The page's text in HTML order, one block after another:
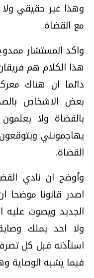
وهذا غير حقيقي ولا
مع القضاة.
واكد المستشار
هذا الكلام هم
دائما ان هناك
بعض الاشخاص
بالقضاة ولا
يهاجمونني
القضاة.
وأوضح ان نادي
اصدر قانونا موضحا
الجديد ويصوت
ولا احد يملك
استأذنه قبل كل
فيما يشبه الوصاية